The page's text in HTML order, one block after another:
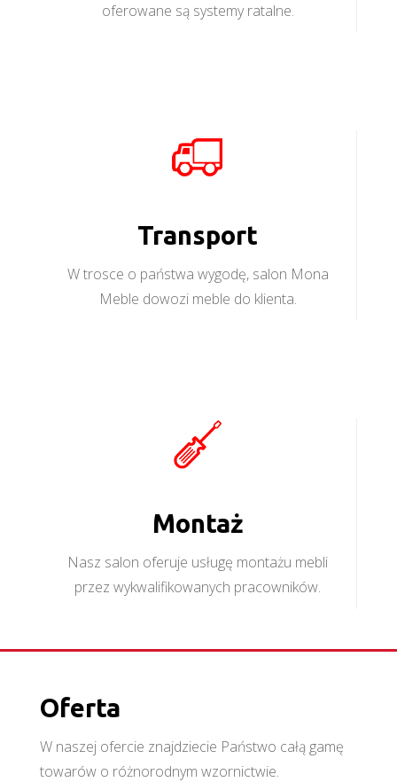
oferowane są systemy ratalne.
Transport
W trosce o państwa wygodę, salon Mona
Meble dowozi meble do klienta.
Montaż
Nasz salon oferuje usługę montażu mebli
przez wykwalifikowanych pracowników.
Oferta
W naszej ofercie znajdziecie Państwo całą gamę
towarów o różnorodnym wzornictwie.